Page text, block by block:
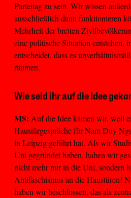
Parteitag zu sein. Wir wissen
ausschließlich dann funktionieren
Mehrheit der breiten
eine politische Situation entstehen,
entscheidet, dass es
räumen.
Wie seid ihr auf die Idee
MS: Auf die Idee kamen wir, weil
Haustürgespräche für Nam Duy
in Leipzig geführt hat. Als wir
Uni gegründet haben, haben wir
nicht mehr nur in die Uni, sondern
Antifaschismus an die Haustüren!
haben wir beschlossen, das als